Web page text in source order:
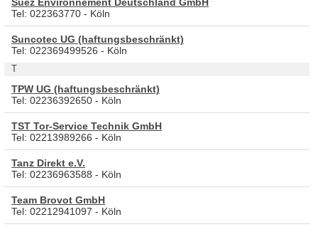
Tel: 022363770 - Köln
Suncotec UG (haftungsbeschränkt)
Tel: 022369499526 - Köln
T
TPW UG (haftungsbeschränkt)
Tel: 02236392650 - Köln
TST Tor-Service Technik GmbH
Tel: 02213989266 - Köln
Tanz Direkt e.V.
Tel: 02236963588 - Köln
Team Brovot GmbH
Tel: 02212941097 - Köln